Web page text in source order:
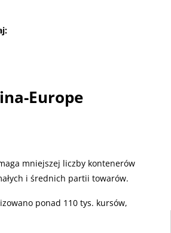
Europe
mniejszej liczby kontenerów
i średnich partii towarów.
ponad 110 tys. kursów,